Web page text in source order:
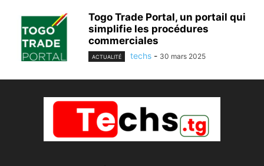
Togo Trade Portal, un portail qui
simplifie les procédures
commerciales
ACTUALITÉ techs - 30 mars 2025